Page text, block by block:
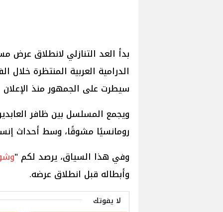
بدأ العد التنازلي لانطلاق عرض
الدرامية العربية المنتظرة خلال
سيطرت على الجمهور منذ
ويجمع المسلسل بين ظافر
رومانسيًا مشوقًا، وسط أحداث
وفي هذا السياق، يرصد لكم "
وأبطاله قبل انطلاق عرضه.
لا يفوتك